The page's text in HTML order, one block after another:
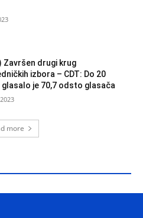
Završen drugi krug
izbora – CDT: Do 20
glasalo je 70,7 odsto glasača
more